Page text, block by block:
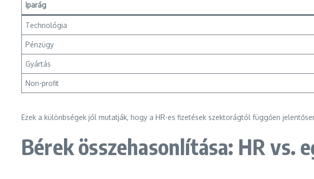
Iparág
Technológia
Pénzügy
Gyártás
Non-profit
Ezek a különbségek jól mutatják, hogy a HR-es fizetések szektorágtól függően
Bérek összehasonlítása: HR vs.